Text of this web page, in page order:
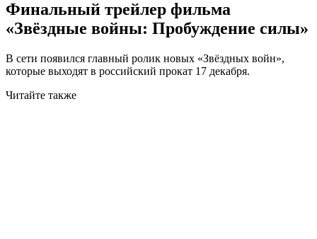
Финальный трейлер фильма
«Звёздные войны: Пробуждение силы»
В сети появился главный ролик новых «Звёздных войн»,
которые выходят в российский прокат 17 декабря.
Читайте также